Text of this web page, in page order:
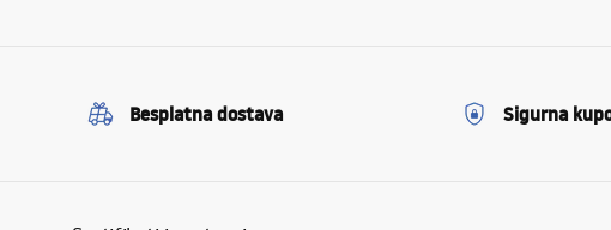
Besplatna dostava Sigurna